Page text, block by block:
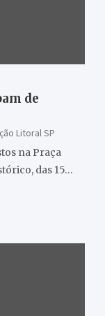
de
Litoral SP
na Praça
das 15…